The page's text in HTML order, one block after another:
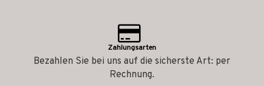
Zahlungsarten
Bezahlen Sie bei uns auf die sicherste Art: per
Rechnung.